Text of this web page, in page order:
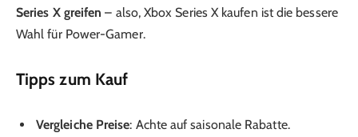
Series X greifen – also, Xbox Series X kaufen ist die bessere
Wahl für Power-Gamer.
Tipps zum Kauf
Vergleiche Preise: Achte auf saisonale Rabatte.